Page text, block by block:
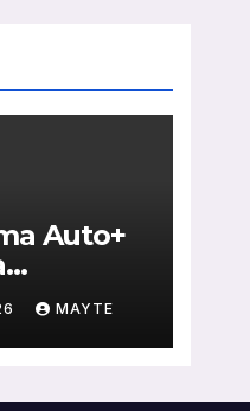
Auto+
de flotas
a
MAYTE